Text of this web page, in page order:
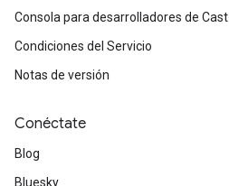
Consola para desarrolladores de Cast
Condiciones del Servicio
Notas de versión
Conéctate
Blog
Bluesky